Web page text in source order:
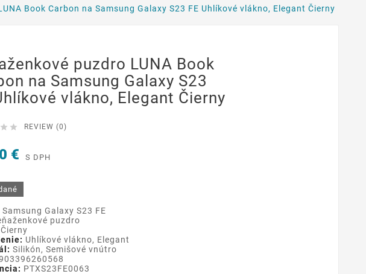
Book Carbon na Samsung Galaxy S23 FE Uhlíkové vlákno, Elegant Čierny
puzdro LUNA Book
na Samsung Galaxy S23
vlákno, Elegant Čierny
  REVIEW (0)
€ S DPH
Samsung Galaxy S23 FE
puzdro
Čierny
Uhlíkové vlákno, Elegant
Silikón, Semišové vnútro
PTXS23FE0063